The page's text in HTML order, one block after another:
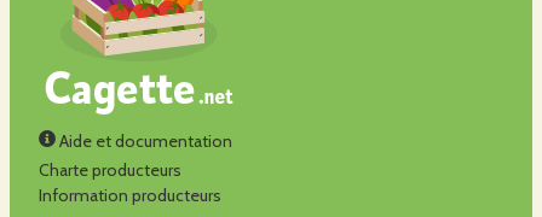
Aide et documentation
Charte producteurs
Information producteurs